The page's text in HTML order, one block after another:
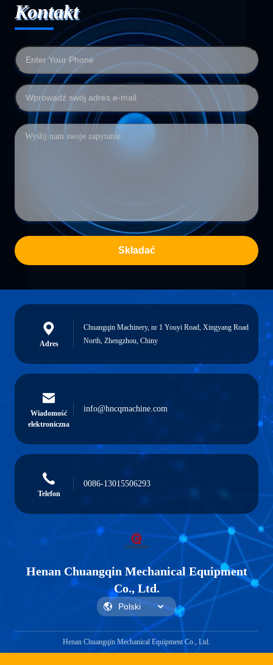
Kontakt
Składać
Adres
Chuangqin Machinery, nr 1 Youyi Road, Xingyang Road
North, Zhengzhou, Chiny
Wiadomość
elektroniczna
info@hncqmachine.com
Telefon
0086-13015506293
Henan Chuangqin Mechanical Equipment
Co., Ltd.
Henan Chuangqin Mechanical Equipment Co., Ltd.